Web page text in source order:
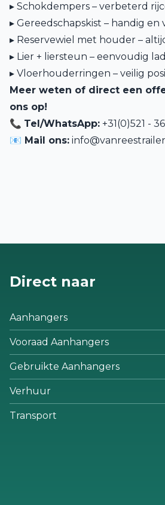
▸ Schokdempers – verbeterd
▸ Gereedschapskist – handig
▸ Reservewiel met houder –
▸ Lier + liersteun – eenvoudig
▸ Vloerhouderringen – veilig
Meer weten of direct een
ons op!
📞 Tel/WhatsApp: +31(0)521 -
📧 Mail ons:
Direct naar
Aanhangers
Vooraad Aanhangers
Gebruikte Aanhangers
Verhuur
Transport